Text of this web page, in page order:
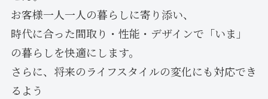
お客様一人一人の暮らしに寄り添い、
時代に合った間取り・性能・デザインで「いま」
の暮らしを快適にします。
さらに、将来のライフスタイルの変化にも対応でき
るよう